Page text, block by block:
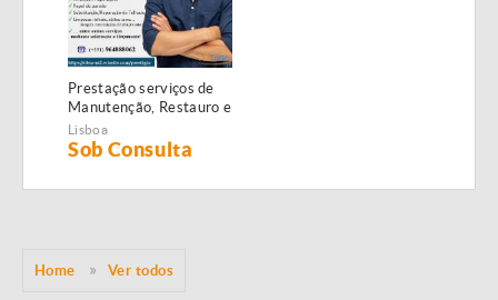
Prestação serviços de
Manutenção, Restauro e
Remodelação de
imóveis!
Lisboa
Sob Consulta
Home Ver todos